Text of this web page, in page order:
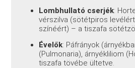
Lombhullató cserjék:
vérszilva (sötétpiros
színéért) – a tiszafa
Évelők: Páfrányok
(Pulmonaria), árnyékliliom
tiszafa tövébe ültetve.